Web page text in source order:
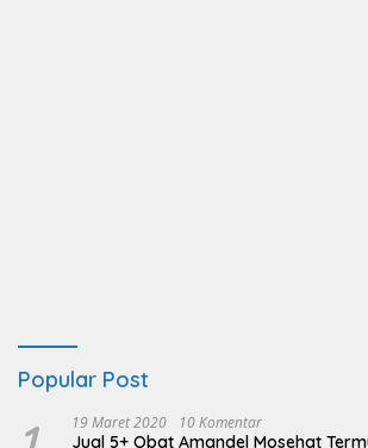
Popular Post
19 Maret 2020 10 Komentar
Jual 5+ Obat Amandel Mosehat